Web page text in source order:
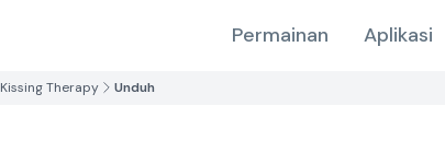
Permainan Aplikasi
Kissing Therapy Unduh